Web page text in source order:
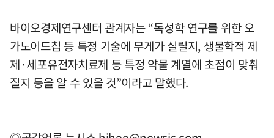
바이오경제연구센터 관계자는 “독성학 연구를 위한 오
가노이드칩 등 특정 기술에 무게가 실릴지, 생물학적 제
제·세포유전자치료제 등 특정 약물 계열에 초점이 맞춰
질지 등을 알 수 있을 것”이라고 말했다.